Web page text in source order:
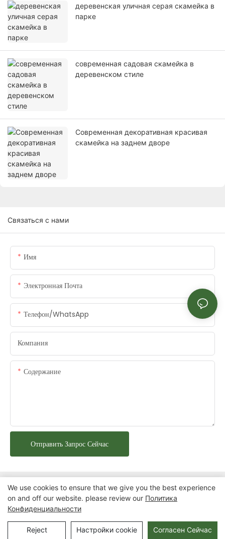
деревенская уличная серая скамейка в
парке
современная садовая скамейка в
деревенском стиле
Современная декоративная красивая
скамейка на заднем дворе
Связаться с нами
Имя
Электронная Почта
Телефон/WhatsApp
Компания
Содержание
Отправить Запрос Сейчас
Авторские права © 2025 Chongqing Arlau Civic Equipment
Manufacturing Co., Ltd. | Карта сайта
We use cookies to ensure that we give you the best experience
on and off our website. please review our Политика
Конфиденциальности
Reject Настройки cookie Согласен Сейчас